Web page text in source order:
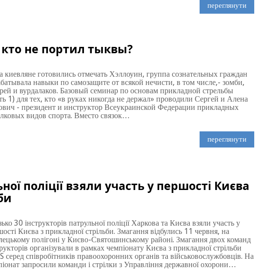
переглянути
не портил тыквы?
киевляне готовились отмечать Хэллоуин, группа сознательных граждан
навыки по самозащите от всякой нечисти, в том числе,- зомби,
и вурдалаков. Базовый семинар по основам прикладной стрельбы
1) для тех, кто «в руках никогда не держал» проводили Сергей и Алена
- президент и инструктор Всеукраинской Федерации прикладных
видов спорта. Вместо связок…
переглянути
поліції взяли участь у першості Києва
30 інструкторів патрульної поліції Харкова та Києва взяли участь у
Києва з прикладної стрільби. Змагання відбулись 11 червня, на
полігоні у Києво-Святошинському районі. Змагання двох команд
організували в рамках чемпіонату Києва з прикладної стрільби
серед співробітників правоохоронних органів та військовослужбовців. На
запросили команди і стрілки з Управління державної охорони…